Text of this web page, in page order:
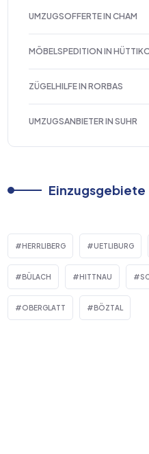
UMZUGSOFFERTE IN CHAM
MÖBELSPEDITION IN
ZÜGELHILFE IN RORBAS
UMZUGSANBIETER IN SUHR
Einzugsgebiete
HERRLIBERG UETLIBURG
BÜLACH HITTNAU
OBERGLATT BÖZTAL